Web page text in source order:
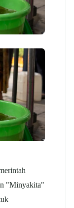
"Minyakita"